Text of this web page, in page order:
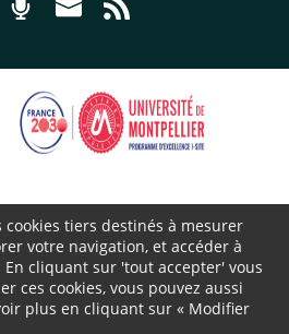
2026 ©
légales
données personnelles
tiers destinés à mesurer
votre navigation, et accéder à
cliquant sur 'tout accepter' vous
ces cookies, vous pouvez aussi
plus en cliquant sur « Modifier